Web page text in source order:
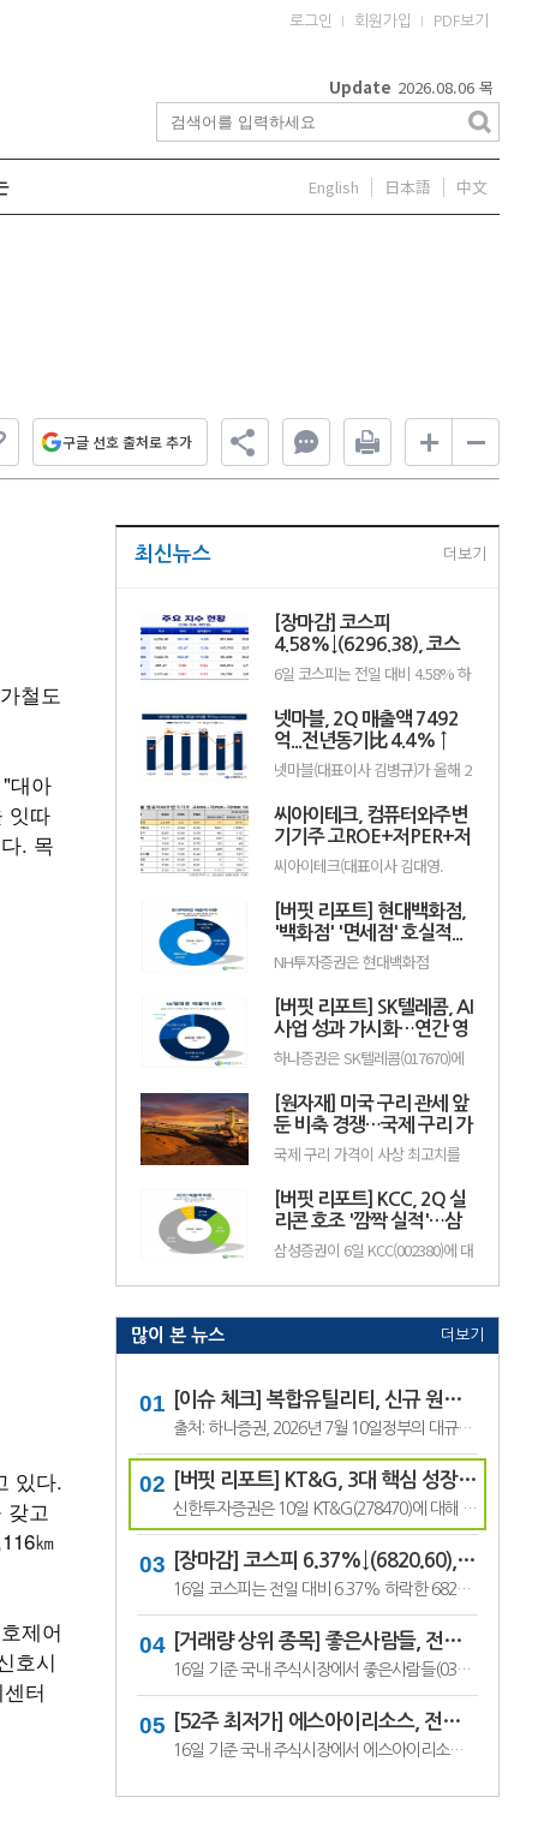
로그인 회원가입 PDF보기
Update 2026.08.06 목
English 日本語 中文
구글 선호 출처로 추가
철도
대아
잇따
. 목
있다.
갖고
㎞
제어
호시
터
최신뉴스 더보기
[장마감] 코스피
4.58%↓(6296.38), 코스
닥 0.26%↑(801.67)
6일 코스피는 전일 대비 4.58% 하
이날 개인은 4조1084억원을 순매
수했고 외국인과 기관은 각각 4조
66억원, 2366억원을 순매도했다.
코스닥은 전일 대비 0.26% 오른
801.67포인트로 거래를 마쳤다. 개
억원을 순매수한 반면 외국인은
2923억원을 순매도했다.임정은
KB증권 연구원은 KB리서치 장...
넷마블, 2Q 매출액 7492
억...전년동기比 4.4% ↑
넷마블(대표이사 김병규)가 올해 2
분기 실적으로 매출액 7492억원,
영업이익 801억원을 기록했다고
지난 5일 밝혔다(K-IFRS 연결). 전
년동기대비 매출액은 4.4% 증가
했고, 영업이익은 20.8% 감소했
다.직전 분기와 비교하면 매출액과
늘어났으며, 현금창출능력을 나타
내는 상각전영업이익(EBITDA)은
1120억원으로 집계됐다....
씨아이테크, 컴퓨터와주변
기기주 고ROE+저PER+저
PBR 1위
씨아이테크(대표이사 김대영.
004920)가 8월 컴퓨터와주변기기
주 고ROE+저PER+저PBR 1위를
기록했다.버핏연구소 조사 결과 씨
아이테크가 8월 컴퓨터와주변기기
주 고ROE+저PER+저PBR 1위를
차지했으며, 아이디스홀딩스
이디피(332370)가 뒤를 이었다.씨
아이테크는 지난 1분기 매출액 66
억원, 영업손실 15억원으로 전년
동기대..
[버핏 리포트] 현대백화점,
'백화점' '면세점' 호실적...
지누스 실적 악화로 컨센 하
NH투자증권은 현대백화점
적 악화로 2분기 연결 실적은 시장
기대치를 밑돌았지만, 본업인 백화
점과 면세점은 기대 수준의 호실적
을 이어갔다고 평가했다. 투자의견
‘매수’를 유지했으나 목표주가는
했다. 현대백화점의 전일 종가는
11만100원이다.주영훈 NH투자증
권 연.
[버핏 리포트] SK텔레콤, AI
사업 성과 가시화…연간 영
업이익 2조원 기대 - 하나
하나증권은 SK텔레콤(017670)에
대해 인공지능(AI) 사업이 본격적
인 성장 국면에 진입하면서 실적과
배당 확대가 기대된다고 전망했다.
이에 투자의견 '매수(BUY)'와 목표
주가 14만원을 유지했다. SK텔레
콤의 전일종가는 9만3000원이다.
레콤의 올해 2분기 연결 기준 영업
이익은 5660억원으로 시장 기대치
를 웃돌.
[원자재] 미국 구리 관세 앞
둔 비축 경쟁…국제 구리 가
격 사상 최고치 경신
국제 구리 가격이 사상 최고치를
미국의 추가 구리 관세 부과를 앞
두고 기업들이 미리 물량 확보에
나선 데다, 미국 외 지역에서는 공
급 부족과 생산 차질까지 겹치면서
가격이 빠르게 상승한 것으로 풀이
소(COMEX)의 9월물 구리 가격은
2040만원)까.
[버핏 리포트] KCC, 2Q 실
리콘 호조 '깜짝 실적'…삼
성물산 배당 유입도 긍정적
삼성증권이 6일 KCC(002380)에 대
해 "실리콘과 건자재 부문의 수익
성 회복으로 2분기 깜짝 실적을 달
로 한 주주환원 정책이 기대되지만
최근 주가 약세를 보이고 있다"며
투자의견 '매수'를 유지하고 목표
KCC의 전일종가는 43만2000원이
다.조현렬 삼성증권 애널리스트...
많이 본 뉴스 더보기
[이슈 체크] 복합유틸리티, 신규 원전 최대 4기 가능성…한국전력 장기 성장 기대
출처: 하나증권, 2026년 7월 10일정부의 대규모 산업 투자로 전력 수요가 늘어날 것으로 예상되면서 제12차 전력수급기본계획에 신규 원전과 액화천연가스(LNG) 발전 설비 확대가 포함될 가능성이 있다는 분석이 나왔다.올해 발표가 예상됐던 제12차 전력수급기본계획 최종안은 정부의 3대 메가프로젝트 관련 내용을 반영하면서 발표 시점이 늦.
[버핏 리포트] KT&G, 3대 핵심 성장 산업·신성장동력 통해 견조한 주가 기대 – 신한
신한투자증권은 10일 KT&G(278470)에 대해 3대 핵심 성장 산업(전자담배, 글로벌, 건기식)과 니코틴 파우치 등 신성장동력이 견조한 주가를 만들 것이라며, 투자의견 ‘매수’와 목표주가 22만원을 유지했다. KT&G의 전일 종가는 17만6400원이다.조상훈 신한투자증권 애널리스트는 “2분기 매출액 1조6630억원(+7.4%, 이하 전년동기대비), 영업...
[장마감] 코스피 6.37%↓(6820.60), 코스닥 4.53%↓(791.84)
16일 코스피는 전일 대비 6.37% 하락한 6820.60포인트로 마감했다. 이날 개인은 3조6606억원을 순매수했고 외국인과 기관은 각각 1조3920억원, 2조3682억원을 순매도했다.코스닥은 전일 대비 4.53% 내린 791.84포인트로 거래를 마쳤다. 개인은 4467억원을 순매수한 반면 외국인과 기관은 각각 3065억원, 1563억원을 순매도했다.임정은 KB증권 연구원은 KB리서...
[거래량 상위 종목] 좋은사람들, 전일비 29.90% ↑... 현재가 530원
16일 기준 국내 주식시장에서 좋은사람들(033340)이 전일비 ▲122원(29.90%) 오른 530원에 거래 중이다.좋은사람들은 내의류와 언더웨어 등을 제조·판매하는 의류 전문기업이다. 소비 경기와 브랜드 판매 흐름, 수급 변화에 따라 주가 변동성이 나타날 수 있다.이어 씨피시스템(413630, 3360원, ▲370, 12.37%), 조아제약(034940, 625원, ▲53, 9.27%), 웰크..
[52주 최저가] 에스아이리소스, 전일비 29.78.% ↓... 현재가 125원
16일 기준 국내 주식시장에서 에스아이리소스(065420)가 전일비 ▼53원(-29.78%) 내린 125원에 거래 중이다.에스아이리소스는 자원개발 및 에너지 관련 사업을 영위하는 기업으로, 원자재 가격과 에너지 수급 흐름에 따라 주가 변동성이 나타날 수 있다. 최근 투자심리 위축과 수급 변화가 맞물리며 52주 최저가를 기록한 것으로 보인다.이어 레몬..